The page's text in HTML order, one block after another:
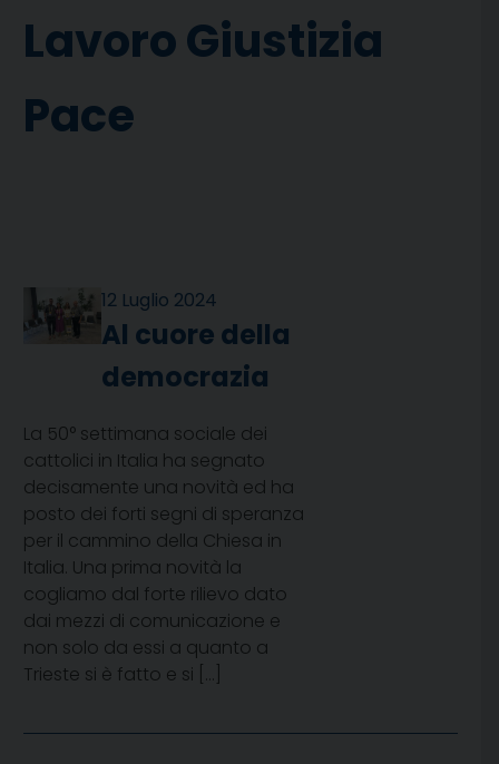
Lavoro Giustizia
Pace
12 Luglio 2024
Al cuore della
democrazia
La 50° settimana sociale dei
cattolici in Italia ha segnato
decisamente una novità ed ha
posto dei forti segni di speranza
per il cammino della Chiesa in
Italia. Una prima novità la
cogliamo dal forte rilievo dato
dai mezzi di comunicazione e
non solo da essi a quanto a
Trieste si è fatto e si […]